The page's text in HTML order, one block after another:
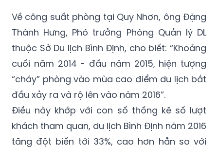
Về công suất phòng tại Quy Nhơn, ông Đặng
Thành Hưng, Phó trưởng Phòng Quản lý DL
thuộc Sở Du lịch Bình Định, cho biết: “Khoảng
cuối năm 2014 - đầu năm 2015, hiện tượng
“cháy” phòng vào mùa cao điểm du lịch bắt
đầu xảy ra và rộ lên vào năm 2016”.
Điều này khớp với con số thống kê số lượt
khách tham quan, du lịch Bình Định năm 2016
tăng đột biến tới 33%, cao hơn hẳn so với